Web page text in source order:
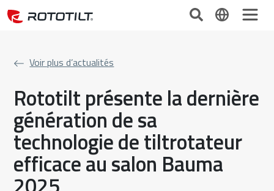
Voir plus d’actualités
Rototilt présente la dernière
génération de sa
technologie de tiltrotateur
efficace au salon Bauma